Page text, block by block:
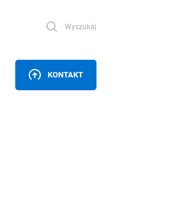
Wyszukaj
KONTAKT